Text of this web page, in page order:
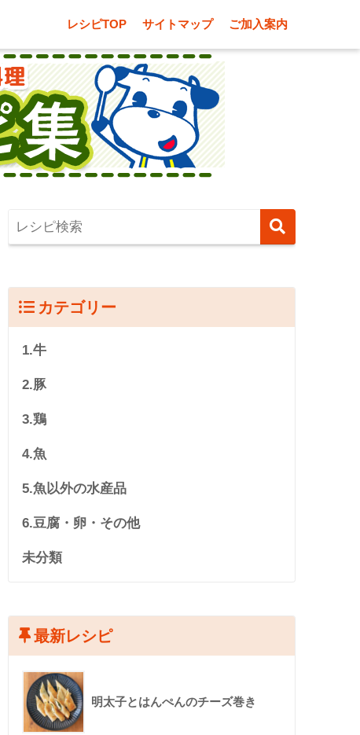
レシピTOP サイトマップ ご加入案内
カテゴリー
1.牛
2.豚
3.鶏
4.魚
5.魚以外の水産品
6.豆腐・卵・その他
未分類
最新レシピ
明太子とはんぺんのチーズ巻き